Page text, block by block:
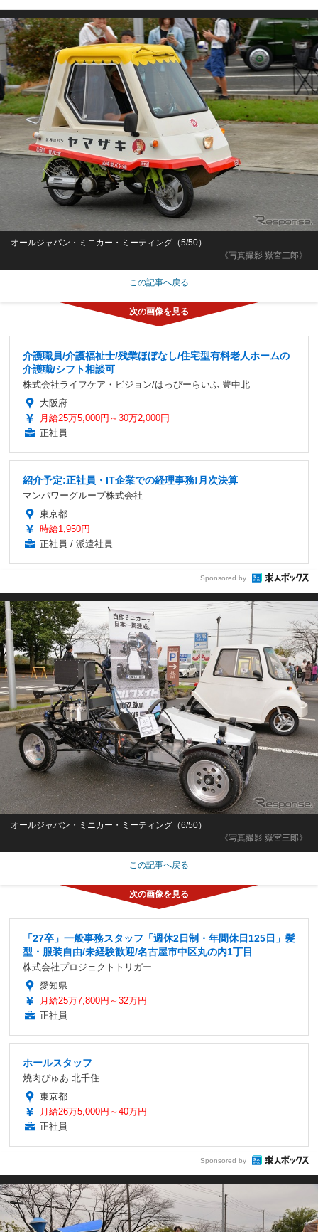
《写真撮影 嶽宮三郎》
オールジャパン・ミニカー・ミーティング（5/50）
この記事へ戻る
介護職員/介護福祉士/残業ほぼなし/住宅型有料老人ホームの
介護職/シフト相談可
株式会社ライフケア・ビジョン/はっぴーらいふ 豊中北
大阪府
月給25万5,000円～30万2,000円
正社員
紹介予定:正社員・IT企業での経理事務!月次決算
マンパワーグループ株式会社
東京都
時給1,950円
正社員 / 派遣社員
Sponsored by
《写真撮影 嶽宮三郎》
オールジャパン・ミニカー・ミーティング（6/50）
この記事へ戻る
「27卒」一般事務スタッフ「週休2日制・年間休日125日」髪
型・服装自由/未経験歓迎/名古屋市中区丸の内1丁目
株式会社プロジェクトトリガー
愛知県
月給25万7,800円～32万円
正社員
ホールスタッフ
焼肉ぴゅあ 北千住
東京都
月給26万5,000円～40万円
正社員
Sponsored by